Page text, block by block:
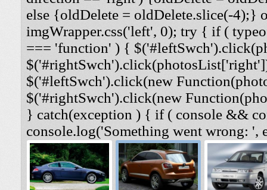
else {oldDelete = oldDelete.slice(-4);}
imgWrapper.css('left', 0); try { if (
=== 'function' ) {
$('#leftSwch').click(new
$('#rightSwch').click(new
} catch(exception ) { if ( console &&
console.log('Something went wrong: